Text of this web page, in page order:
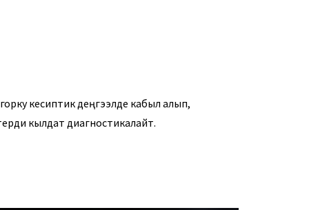
кесиптик деңгээлде кабыл алып,
кылдат диагностикалайт.